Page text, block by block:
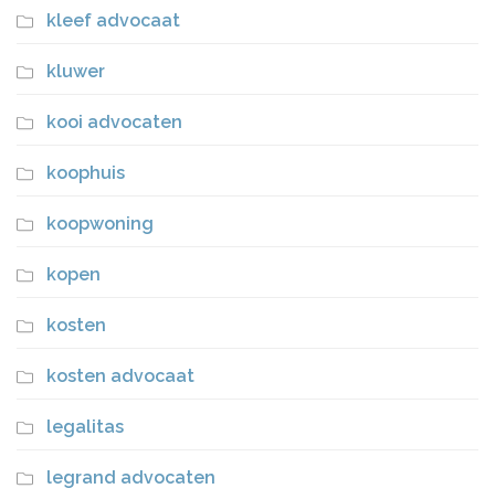
kleef advocaat
kluwer
kooi advocaten
koophuis
koopwoning
kopen
kosten
kosten advocaat
legalitas
legrand advocaten